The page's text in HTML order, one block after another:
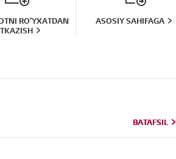
ROʻYXATDAN
ASOSIY SAHIFAGA
BATAFSIL
BATAFSIL